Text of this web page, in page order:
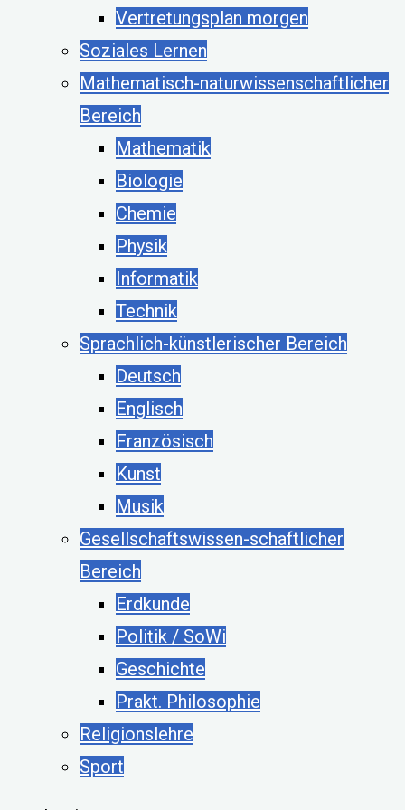
Vertretungsplan morgen
Soziales Lernen
Mathematisch-naturwissenschaftlicher
Bereich
Mathematik
Biologie
Chemie
Physik
Informatik
Technik
Sprachlich-künstlerischer Bereich
Deutsch
Englisch
Französisch
Kunst
Musik
Gesellschaftswissen-schaftlicher
Bereich
Erdkunde
Politik / SoWi
Geschichte
Prakt. Philosophie
Religionslehre
Sport